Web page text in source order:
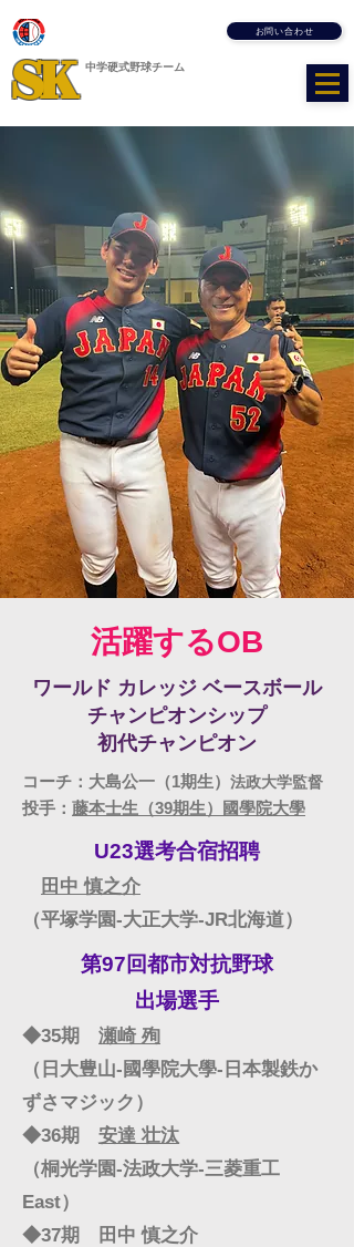
SK
お問い合わせ
​中学硬式野球チーム
​活躍するOB
ワールド カレッジ ベースボール
チャンピオンシップ
​初代チャンピオン
​コーチ：大島公一（1期生） 法政大学監督
投手： 藤本士生（39期生）國學院大學
U23選考合宿招聘
田中 慎之介
（平塚学園‐大正大学-JR北海道）
第97回都市対抗野球
出場選手
◆35期 瀬崎 殉
（日大豊山‐國學院大學‐日本製鉄か
ずさマジック）
◆36期 安達 壮汰
（桐光学園‐法政大学‐三菱重工
East）
◆37期 田中 慎之介